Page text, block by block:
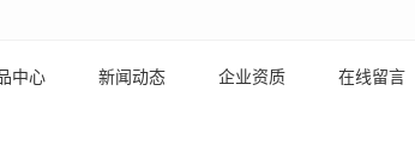
中心 新闻动态 企业资质 在线留言